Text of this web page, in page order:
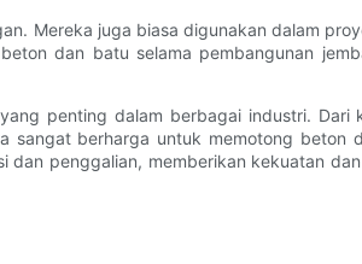
Mereka juga biasa digunakan dalam
dan batu selama pembangunan
penting dalam berbagai industri.
berharga untuk memotong beton
penggalian, memberikan kekuatan